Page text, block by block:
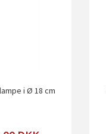
i Ø 18 cm